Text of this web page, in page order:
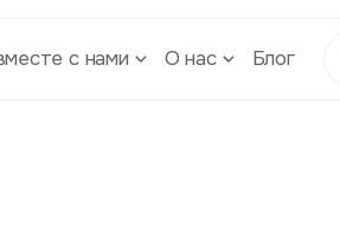
с нами О нас Блог